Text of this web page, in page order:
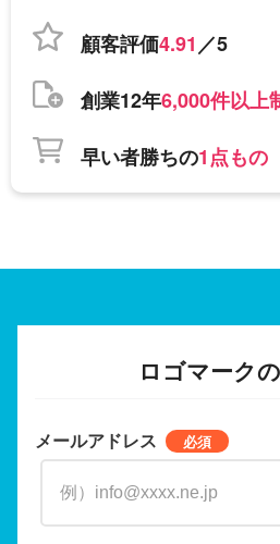
顧客評価4.91／5
創業12年6,000件以上
早い者勝ちの1点もの
ロゴマーク
メールアドレス